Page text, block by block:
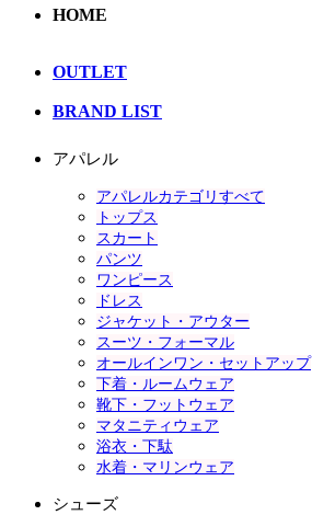
HOME
OUTLET
BRAND LIST
アパレル
アパレルカテゴリすべて
トップス
スカート
パンツ
ワンピース
ドレス
ジャケット・アウター
スーツ・フォーマル
オールインワン・セットアップ
下着・ルームウェア
靴下・フットウェア
マタニティウェア
浴衣・下駄
水着・マリンウェア
シューズ